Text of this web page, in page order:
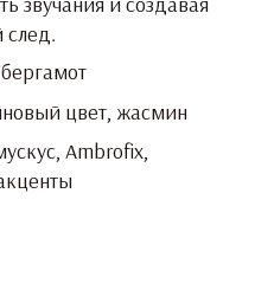
след.
цвет, жасмин
Ambrofix,